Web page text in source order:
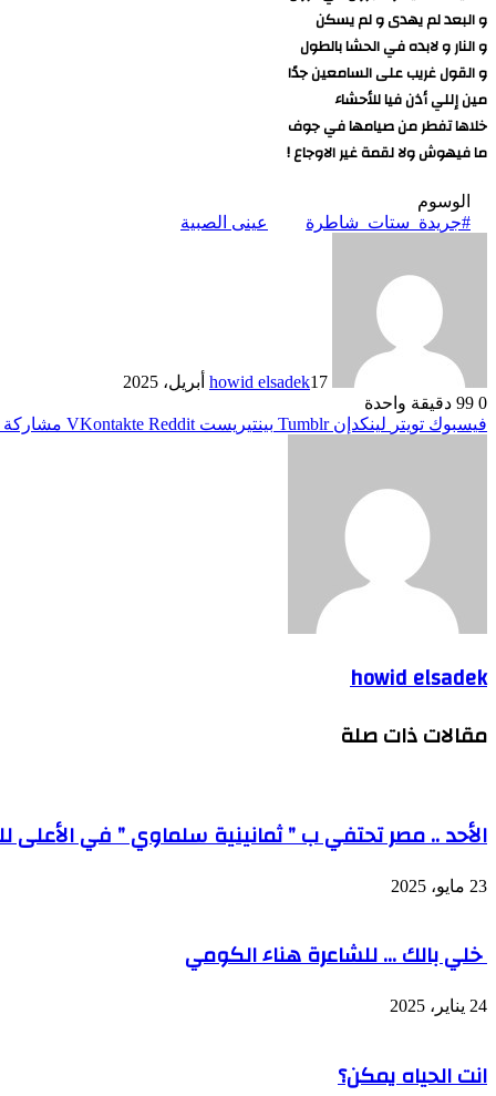
و البعد لم يهدى و لم يسكن
و النار و لابده في الحشا بالطول
و القول غريب على السامعين جدًا
مين إللي أذن فيا للأحشاء
خلاها تفطر من صيامها في جوف
ما فيهوش ولا لقمة غير الاوجاع !
الوسوم
#جريدة_ستات_شاطرة
عينى الصبية
howid elsadek17 أبريل، 2025
0
دقيقة واحدة
فيسبوك تويتر لينكدإن بينتيريست مشاركة
howid elsadek
مقالات ذات صلة
الأحد .. مصر تحتفي ب ” ثمانينية سلماوي ” في الأعلى
23 مايو، 2025
خلي بالك … للشاعرة هناء الكومي
24 يناير، 2025
انت الحياه يمكن؟